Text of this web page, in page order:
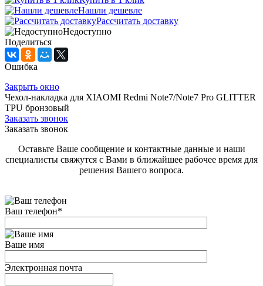
Нашли дешевле
Рассчитать доставку
Недоступно
Поделиться
Ошибка
Закрыть окно
Чехол-накладка для XIAOMI Redmi Note7/Note7 Pro GLITTER
TPU бронзовый
Заказать звонок
Заказать звонок
Оставьте Ваше сообщение и контактные данные и наши
специалисты свяжутся с Вами в ближайшее рабочее время для
решения Вашего вопроса.
Ваш телефон*
Ваше имя
Электронная почта